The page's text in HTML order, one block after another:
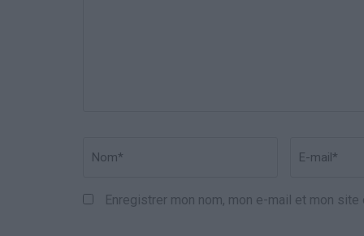
Enregistrer mon nom, mon e-mail et mon